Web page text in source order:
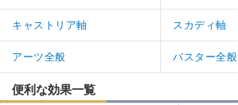
キャストリア軸 スカディ軸
アーツ全般 バスター全般
便利な効果一覧